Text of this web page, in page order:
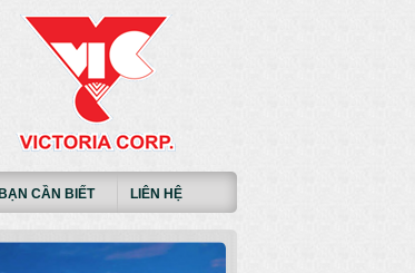
BẠN CẦN BIẾT LIÊN HỆ